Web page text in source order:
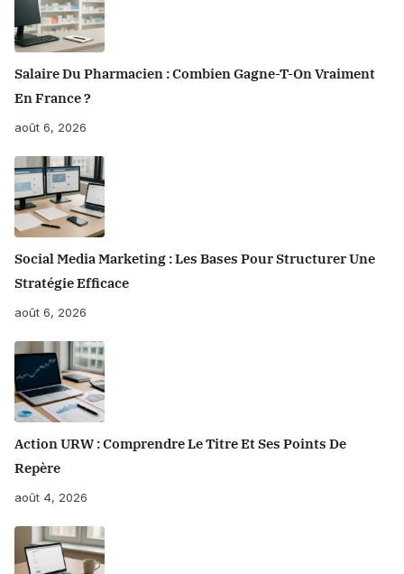
Salaire Du Pharmacien : Combien Gagne-T-On Vraiment
En France ?
août 6, 2026
Social Media Marketing : Les Bases Pour Structurer Une
Stratégie Efficace
août 6, 2026
Action URW : Comprendre Le Titre Et Ses Points De
Repère
août 4, 2026